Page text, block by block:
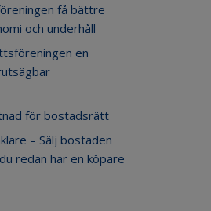
få bättre
och underhåll
en
för bostadsrätt
– Sälj bostaden
redan har en köpare